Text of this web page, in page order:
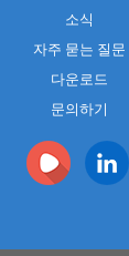
소식
자주 묻는 질문
다운로드
문의하기